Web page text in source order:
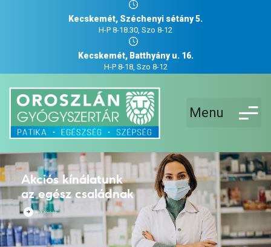
Kecskemét, Széchenyi sétány 5.
H-P 8-18.30, Szo 8-12
Kecskemét, Batthyány u. 16.
H-P 8-18, Szo 8-12
Menu
AKCIÓS ÚJSÁG
Akciós kínálatunk
az egész családnak